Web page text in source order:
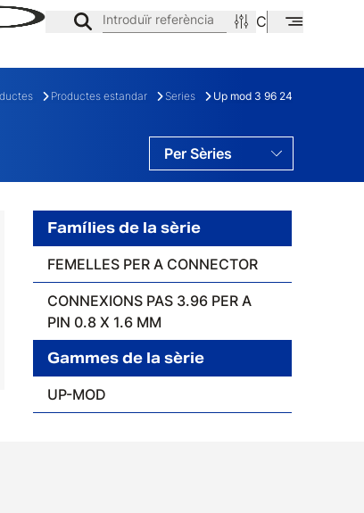
CA EN
Introduïr referència
FAMÍLIA
Productes estandar Series Up mod 3 96 24
Per Sèries
Per Famílies
Famílies de la sèrie
FEMELLES PER A CONNECTOR
CONNEXIONS PAS 3.96 PER A
PIN 0.8 X 1.6 MM
Gammes de la sèrie
UP-MOD